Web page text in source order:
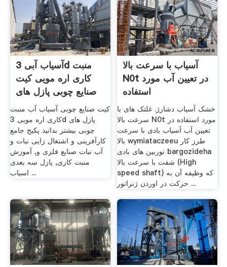
آسیاب آبی 3d منبت
کاری اره مویی کیت
صنایع چوبی پازل های
چوبی
کیت صنایع چوبی آسیاب آب منبت
کاری اره مویی 3d پازل های
چوبی بیشتر بدانید پکیج جامع
کارآفرینی و اشتغال زایی نبات و
آب نبات صنایع فلزی و, آموزش
منبت کاری, پازل سه بعدی
اسیاب ...
آسیاب با سرعت بالا
N0t در تعیین آب مورد
استفاده
خشک آسیاب دشارژ. غلتک های با
سرعت بالا N0t مورد استفاده در
تعیین آب آسیاب بادی با سرعت
بالا wymiataczeeu طرز کار
توربین های بادی bargozideha
شفت با سرعت بالا (High
speed shaft) که وظیفه آن به
حرکت در اوردن ژنراتور ...